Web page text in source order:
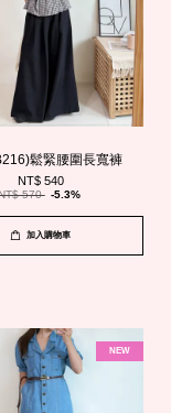
鬆緊腰圍長寬褲
NT$ 540
570 -5.3%
加入購物車
NEW